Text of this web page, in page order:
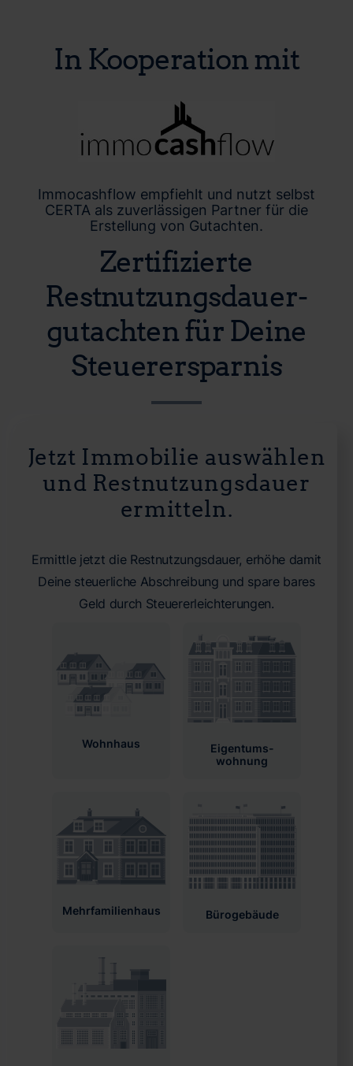
In Kooperation mit
Immocashflow empfiehlt und nutzt selbst
CERTA als zuverlässigen Partner für die
Erstellung von Gutachten.
Zertifizierte
Restnutzungsdauer­
gutachten für Deine
Steuerersparnis
Jetzt Immobilie auswählen
und Restnutzungsdauer
ermitteln.
Ermittle jetzt die Restnutzungsdauer, erhöhe damit
Deine steuerliche Abschreibung und spare bares
Geld durch Steuererleichterungen.
Wohnhaus
Eigentums­
wohnung
Mehrfamilien­haus Bürogebäude